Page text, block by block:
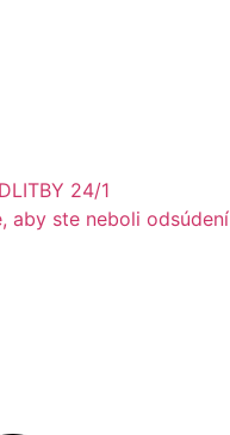
24/1
aby ste neboli odsúdení